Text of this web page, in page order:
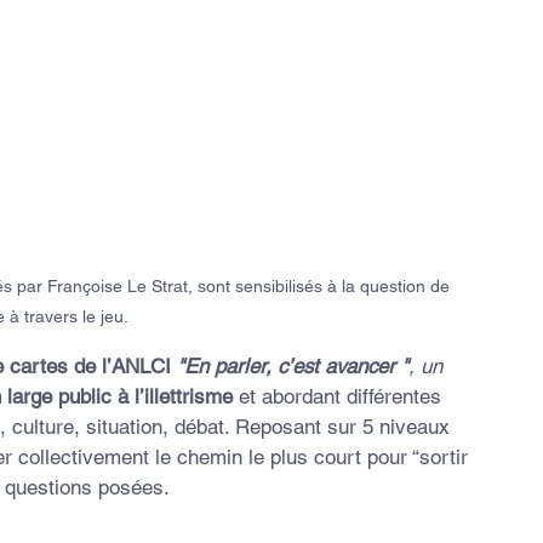
par Françoise Le Strat, sont sensibilisés à la question de
à travers le jeu.
cartes de l’ANLCI "En parler, c’est avancer ", un
public à l’illettrisme et abordant différentes
situation, débat. Reposant sur 5 niveaux
collectivement le chemin le plus court pour “sortir
posées.